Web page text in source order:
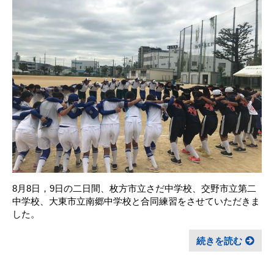
8月8日，9日の二日間、枚方市立さだ中学校、交野市立第二
中学校、大東市立南郷中学校と合同練習をさせていただきま
した。
続きを読む